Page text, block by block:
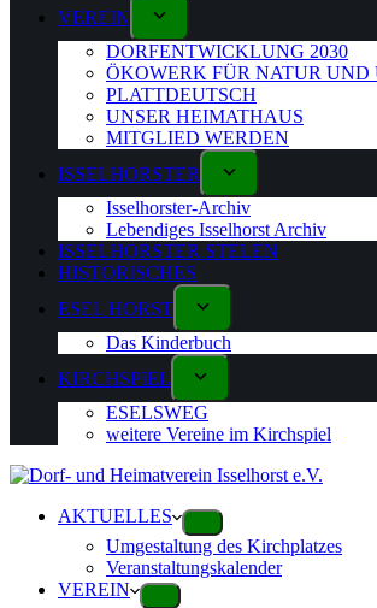
VEREIN
DORFENTWICKLUNG 2030
ÖKOWERK FÜR NATUR UND
PLATTDEUTSCH
UNSER HEIMATHAUS
MITGLIED WERDEN
ISSELHORSTER
Isselhorster-Archiv
Lebendiges Isselhorst Archiv
ISSELHORSTER STELEN
HISTORISCHES
ESEL HORST
Das Kinderbuch
KIRCHSPIEL
ESELSWEG
weitere Vereine im Kirchspiel
AKTUELLES
Umgestaltung des Kirchplatzes
Veranstaltungskalender
VEREIN